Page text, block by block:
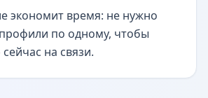
экономит время: не нужно
по одному, чтобы
на связи.